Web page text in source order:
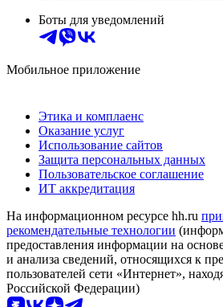
Боты для уведомлений
Мобильное приложение
Этика и комплаенс
Оказание услуг
Использование сайтов
Защита персональных данных
Пользовательское соглашение
ИТ аккредитация
На информационном ресурсе hh.ru
рекомендательные технологии
предоставления информации на
и анализа сведений, относящихся к
пользователей сети «Интернет»,
Российской Федерации)